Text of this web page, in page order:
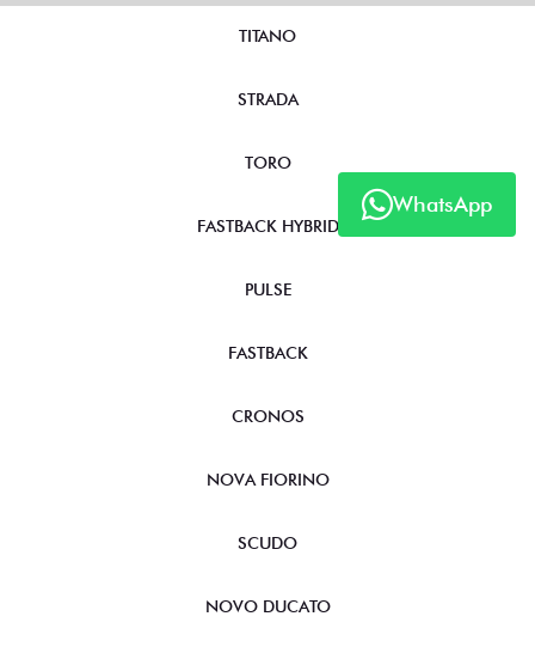
WhatsApp
TITANO
STRADA
TORO
FASTBACK HYBRID
PULSE
FASTBACK
CRONOS
NOVA FIORINO
SCUDO
NOVO DUCATO